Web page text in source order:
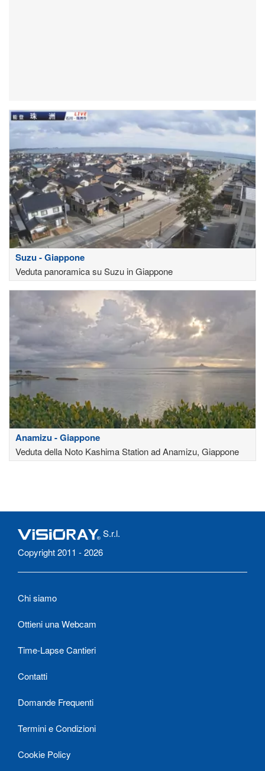
Suzu - Giappone
Veduta panoramica su Suzu in Giappone
Anamizu - Giappone
Veduta della Noto Kashima Station ad Anamizu, Giappone
S.r.l.
Copyright 2011 - 2026
Chi siamo
Ottieni una Webcam
Time-Lapse Cantieri
Contatti
Domande Frequenti
Termini e Condizioni
Cookie Policy